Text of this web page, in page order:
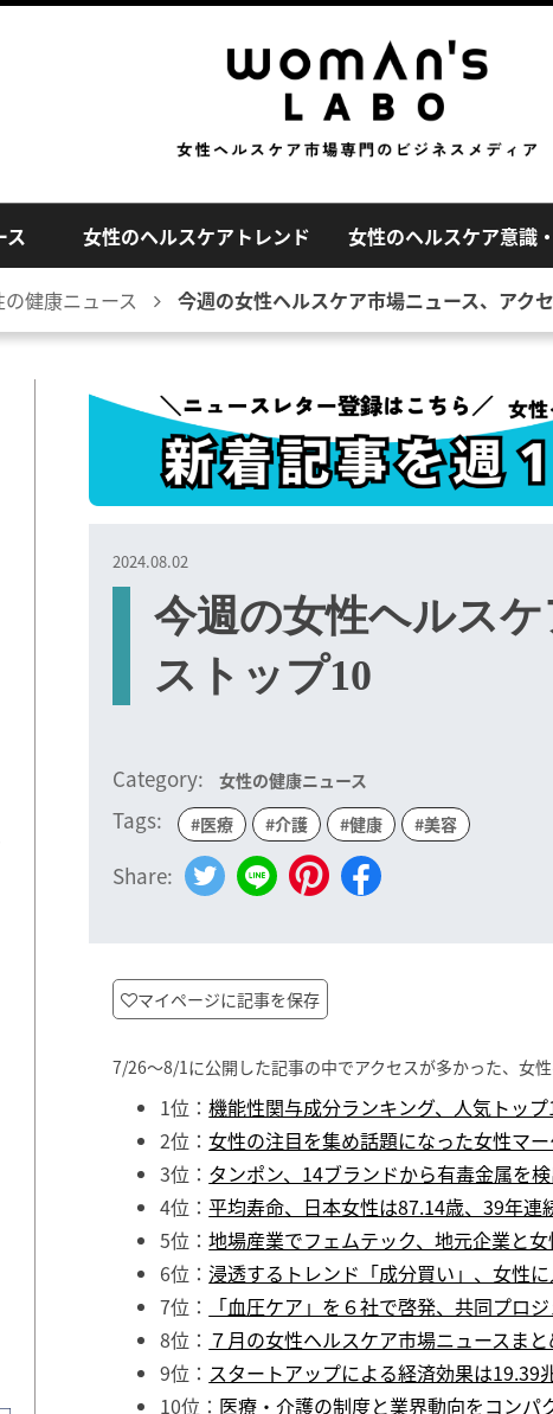
ス 女性のヘルスケアトレンド 女性のヘルスケア意識
健康ニュース 今週の女性ヘルスケア市場ニュース、アク
2024.08.02
今週の女性ヘルス
ストップ10
Category: 女性の健康ニュース
Tags: #医療 #介護 #健康 #美容
Share:
マイページに記事を保存
7/26～8/1に公開した記事の中でアクセスが多かった、女
1位：機能性関与成分ランキング、人気トッ
2位：女性の注目を集め話題になった女性マ
3位： タンポン、14ブランドから有毒金属を
4位：平均寿命、日本女性は87.14歳、39年連
5位：地場産業でフェムテック、地元企業と
6位：浸透するトレンド「成分買い」、女性
7位：
「血圧ケア」を６社で啓発、共同プロ
8位： ７月の女性ヘルスケア市場ニュースま
9位： スタートアップによる経済効果は
10位： 医療・介護の制度と業界動向をコン